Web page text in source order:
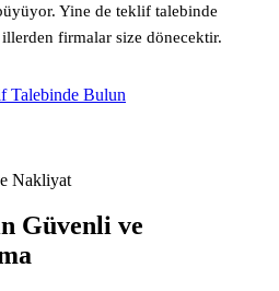
Yine de teklif talebinde
firmalar size dönecektir.
Talebinde Bulun
Nakliyat
Güvenli ve